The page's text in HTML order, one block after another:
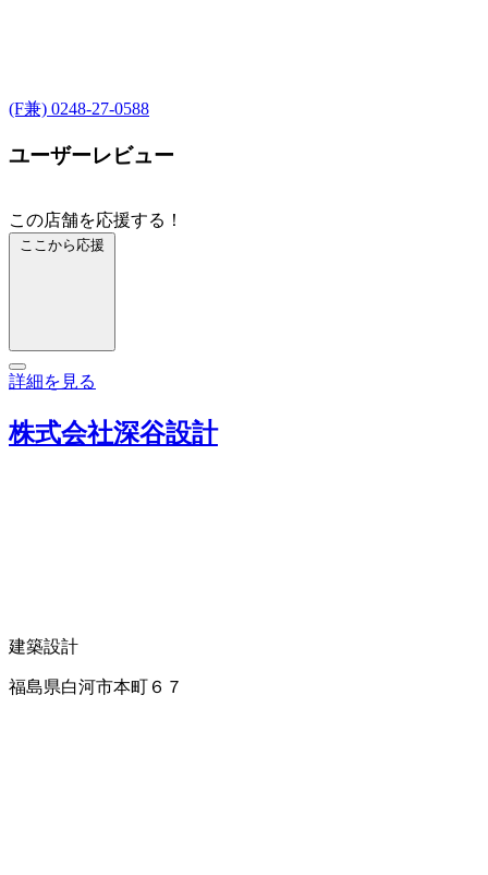
(F兼) 0248-27-0588
ユーザーレビュー
この店舗を応援する！
ここから応援
詳細を見る
株式会社深谷設計
建築設計
福島県白河市本町６７